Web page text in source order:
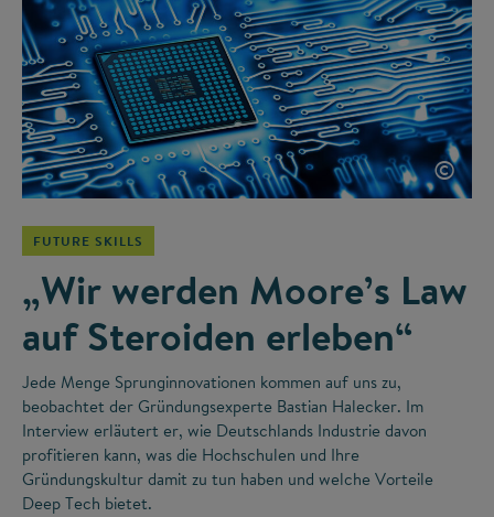
©
FUTURE SKILLS
„Wir werden Moore’s Law
auf Steroiden erleben“
Jede Menge Sprunginnovationen kommen auf uns zu,
beobachtet der Gründungsexperte Bastian Halecker. Im
Interview erläutert er, wie Deutschlands Industrie davon
profitieren kann, was die Hochschulen und Ihre
Gründungskultur damit zu tun haben und welche Vorteile
Deep Tech bietet.